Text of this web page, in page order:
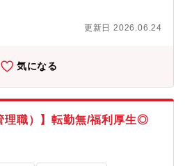
や販促企画が実際の店舗に反映される
め、提案しやすい環境があります。・
す。【配属先情報】直販営業部 量販営
、メンバー2名）男女ともに活躍してい
係構築を重視する営業スタイルのた
務を進めています。残業はほとんど
当社は株式会社ヤクルト本社100％出資
・山口県エリアでヤクルト商品の宅
どを展開しています。地域に密着し
地球も健康に」というヤクルトグル
更新日 2026.06.24
気になる
理職）】転勤無/福利厚生◎